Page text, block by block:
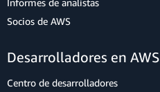
Informes de analistas
Socios de AWS
Desarrolladores en AWS
Centro de desarrolladores